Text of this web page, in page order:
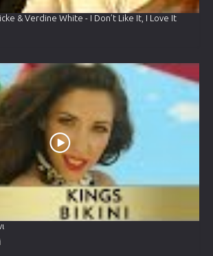
& Verdine White - I Don’t Like It, I Love It